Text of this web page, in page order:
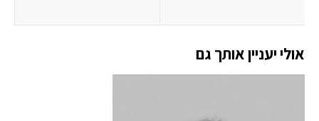
אולי יעניין אותך גם